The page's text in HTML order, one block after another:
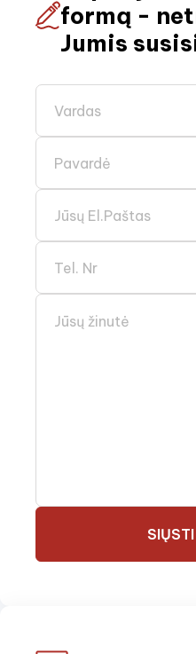
formą -
Jumis